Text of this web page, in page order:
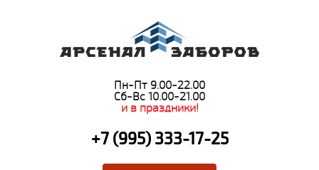
Пн-Пт 9.00-22.00
Сб-Вс 10.00-21.00
и в праздники!
+7 (995) 333-17-25